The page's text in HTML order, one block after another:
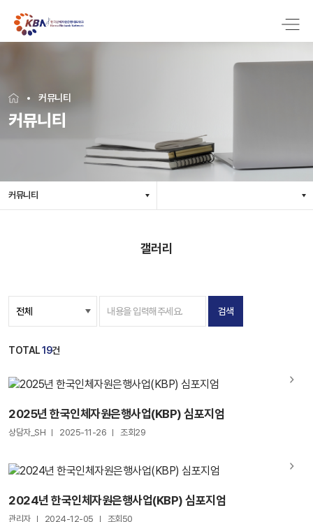
커뮤니티
커뮤니티
커뮤니티
갤러리
검색
TOTAL19건
2025년 한국인체자원은행사업(KBP) 심포지엄
상담자_SH 2025-11-26 조회29
2024년 한국인체자원은행사업(KBP) 심포지엄
관리자 2024-12-05 조회50